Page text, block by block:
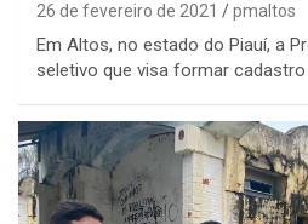
26 de fevereiro de 2021 pmaltos
Em Altos, no estado do Piauí, a
seletivo que visa formar